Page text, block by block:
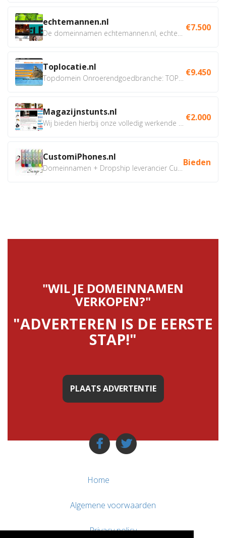
echtemannen.nl €7.500
Toplocatie.nl €9.450
Magazijnstunts.nl €2.000
CustomiPhones.nl Bieden
"WIL JE DOMEINNAMEN
VERKOPEN?"
"ADVERTEREN IS DE EERSTE
STAP!"
PLAATS ADVERTENTIE
Home
Algemene voorwaarden
Privacy policy